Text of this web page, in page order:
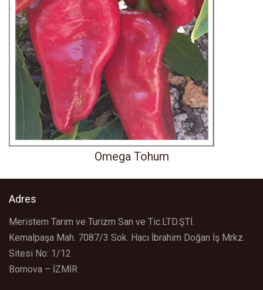
Omega Tohum
Adres
Meristem Tarım ve Turizm San ve Tic.LTD.ŞTİ.
Kemalpaşa Mah. 7087/3 Sok. Hacı İbrahim Doğan İş Mrkz.
Sitesi No: 1/12
Bornova – İZMİR